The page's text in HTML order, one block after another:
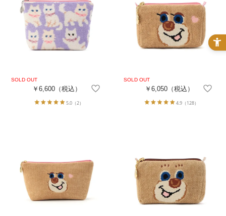
￥6,600 （税込）
5.0 （2）
￥6,050（税込）
4.9（128）